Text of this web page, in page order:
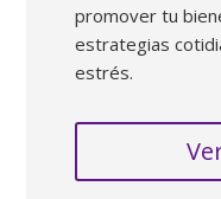
promover tu
estrategias
estrés.